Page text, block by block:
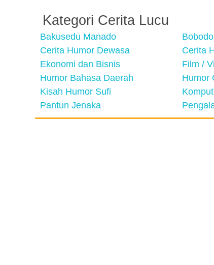
Kategori Cerita Lucu
Bakusedu Manado
Cerita Humor Dewasa
Cerita
Ekonomi dan Bisnis
Film /
Humor Bahasa Daerah
Humor
Kisah Humor Sufi
Pantun Jenaka